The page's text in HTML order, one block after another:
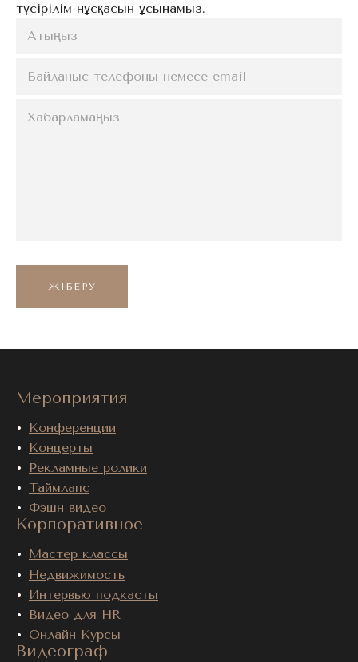
түсірілім нұсқасын ұсынамыз.
ЖІБЕРУ
Мероприятия
Конференции
Концерты
Рекламные ролики
Таймлапс
Фэшн видео
Корпоративное
Мастер классы
Недвижимость
Интервью подкасты
Видео для HR
Онлайн Курсы
Видеограф